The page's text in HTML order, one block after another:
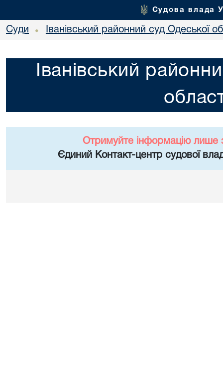
Судова влада
Суди • Іванівський районний суд Одеської
Іванівський
Отримуйте інформацію лише
Єдиний Контакт-центр судової